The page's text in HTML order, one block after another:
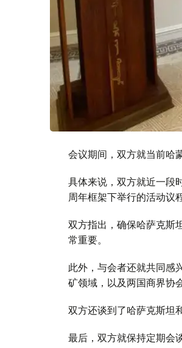
会议期间，双方就当前哈
具体来说，双方就近一段
周年框架下举行的活动议
双方指出，确保哈萨克斯
常重要。
此外，与会者还就共同感
矿领域，以及两国商界协
双方还谈到了哈萨克斯坦
最后，双方就保持定期会